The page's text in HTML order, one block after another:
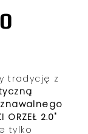
tradycję z
2.0"
tylko